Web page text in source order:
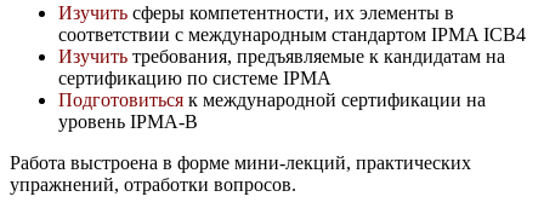
Изучить сферы компетентности, их элементы в
соответствии с международным стандартом IPMA ICB4
Изучить требования, предъявляемые к кандидатам на
сертификацию по системе IPMA
Подготовиться к международной сертификации на
уровень IPMA-B
Работа выстроена в форме мини-лекций, практических
упражнений, отработки вопросов.